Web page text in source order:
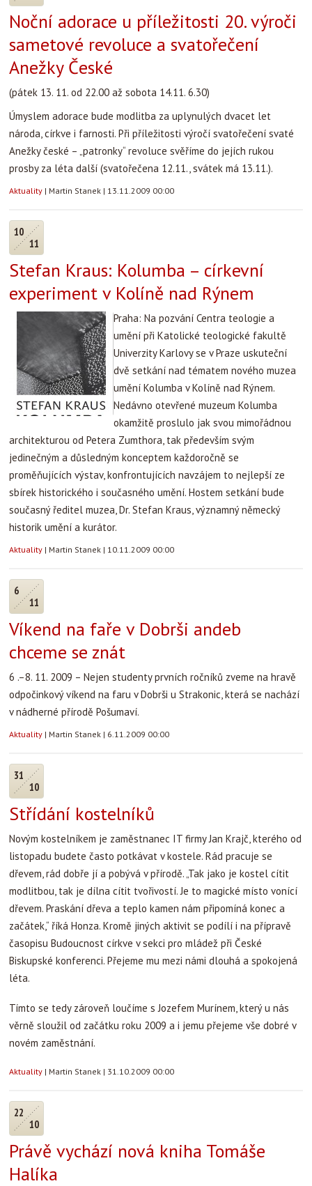
Noční adorace u příležitosti 20. výroči
sametové revoluce a svatořečení
Anežky České
(pátek 13. 11. od 22.00 až sobota 14.11. 6.30)
Úmyslem adorace bude modlitba za uplynulých dvacet let
národa, církve i farnosti. Při příležitosti výročí svatořečení svaté
Anežky české – „patronky“ revoluce svěříme do jejích rukou
prosby za léta další (svatořečena 12.11., svátek má 13.11.).
Aktuality | Martin Stanek | 13.11.2009 00:00
10
11
Stefan Kraus: Kolumba – církevní
experiment v Kolíně nad Rýnem
Praha: Na pozvání Centra teologie a
umění při Katolické teologické fakultě
Univerzity Karlovy se v Praze uskuteční
dvě setkání nad tématem nového muzea
umění Kolumba v Kolíně nad Rýnem.
Nedávno otevřené muzeum Kolumba
okamžitě proslulo jak svou mimořádnou
architekturou od Petera Zumthora, tak především svým
jedinečným a důsledným konceptem každoročně se
proměňujících výstav, konfrontujících navzájem to nejlepší ze
sbírek historického i současného umění. Hostem setkání bude
současný ředitel muzea, Dr. Stefan Kraus, významný německý
historik umění a kurátor.
Aktuality | Martin Stanek | 10.11.2009 00:00
6
11
Víkend na faře v Dobrši andeb
chceme se znát
6 .–8. 11. 2009 – Nejen studenty prvních ročníků zveme na hravě
odpočinkový víkend na faru v Dobrši u Strakonic, která se nachází
v nádherné přírodě Pošumaví.
Aktuality | Martin Stanek | 6.11.2009 00:00
31
10
Střídání kostelníků
Novým kostelníkem je zaměstnanec IT firmy Jan Krajč, kterého od
listopadu budete často potkávat v kostele. Rád pracuje se
dřevem, rád dobře jí a pobývá v přírodě. „Tak jako je kostel cítit
modlitbou, tak je dílna cítit tvořivostí. Je to magické místo vonící
dřevem. Praskání dřeva a teplo kamen nám připomíná konec a
začátek,“ říká Honza. Kromě jiných aktivit se podílí i na přípravě
časopisu Budoucnost církve v sekci pro mládež při České
Biskupské konferenci. Přejeme mu mezi námi dlouhá a spokojená
léta.
Tímto se tedy zároveň loučíme s Jozefem Murínem, který u nás
věrně sloužil od začátku roku 2009 a i jemu přejeme vše dobré v
novém zaměstnání.
Aktuality | Martin Stanek | 31.10.2009 00:00
22
10
Právě vychází nová kniha Tomáše
Halíka